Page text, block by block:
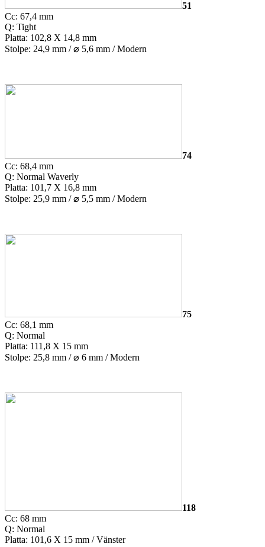
51
Cc: 67,4 mm
Q: Tight
Platta: 102,8 X 14,8 mm
Stolpe: 24,9 mm /⌀ 5,6 mm / Modern
74
Cc: 68,4 mm
Q: Normal Waverly
Platta: 101,7 X 16,8 mm
Stolpe: 25,9 mm /⌀ 5,5 mm / Modern
75
Cc: 68,1 mm
Q: Normal
Platta: 111,8 X 15 mm
Stolpe: 25,8 mm /⌀ 6 mm / Modern
118
Cc: 68 mm
Q: Normal
Platta: 101,6 X 15 mm / Vänster